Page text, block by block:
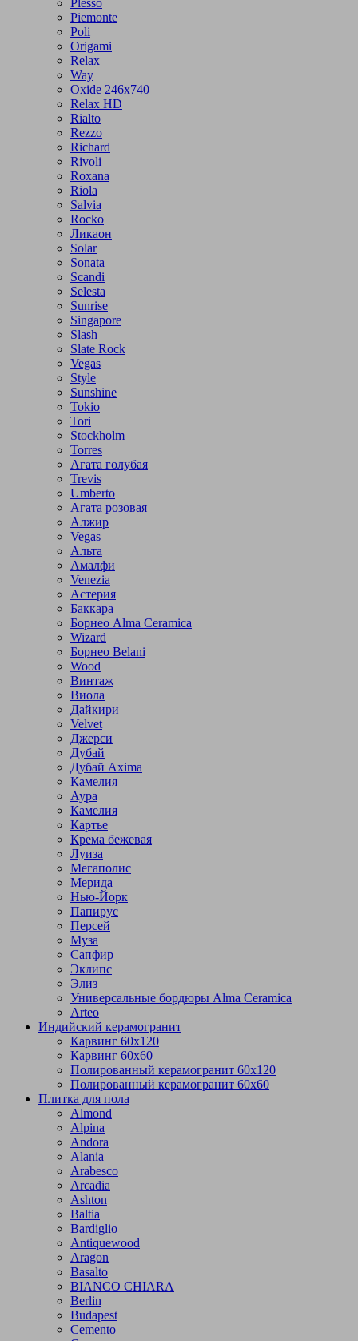
Piemonte
Poli
Origami
Relax
Way
Oxide 246x740
Relax HD
Rialto
Rezzo
Richard
Rivoli
Roxana
Riola
Salvia
Rocko
Ликаон
Solar
Sonata
Scandi
Selesta
Sunrise
Singapore
Slash
Slate Rock
Vegas
Style
Sunshine
Tokio
Tori
Stockholm
Torres
Агата голубая
Trevis
Umberto
Агата розовая
Алжир
Vegas
Альта
Амалфи
Venezia
Астерия
Баккара
Борнео Alma Ceramica
Wizard
Борнео Belani
Wood
Винтаж
Виола
Дайкири
Velvet
Джерси
Дубай
Дубай Axima
Камелия
Аура
Камелия
Картье
Крема бежевая
Луиза
Мегаполис
Мерида
Нью-Йорк
Папирус
Персей
Муза
Сапфир
Эклипс
Элиз
Универсальные бордюры Alma Ceramica
Arteo
Индийский керамогранит
Карвинг 60х120
Карвинг 60х60
Полированный керамогранит 60х120
Полированный керамогранит 60х60
Плитка для пола
Almond
Alpina
Andora
Alania
Arabesco
Arcadia
Ashton
Baltia
Bardiglio
Antiquewood
Aragon
Basalto
BIANCO CHIARA
Berlin
Budapest
Cemento